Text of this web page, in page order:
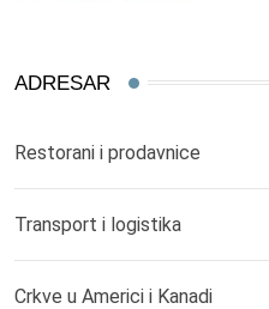
ADRESAR
Restorani i prodavnice
Transport i logistika
Crkve u Americi i Kanadi